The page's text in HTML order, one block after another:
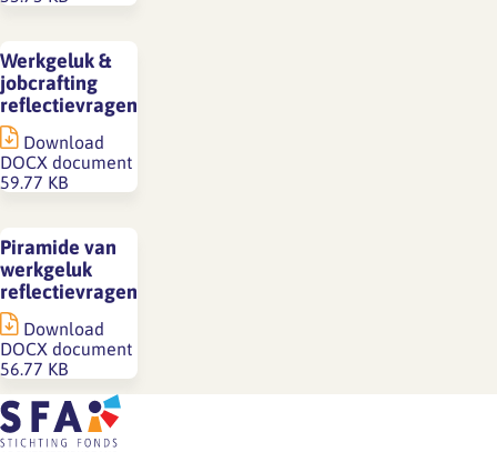
Werkgeluk &
jobcrafting
reflectievragen
Download
DOCX document
59.77 KB
Piramide van
werkgeluk
reflectievragen
Download
DOCX document
56.77 KB